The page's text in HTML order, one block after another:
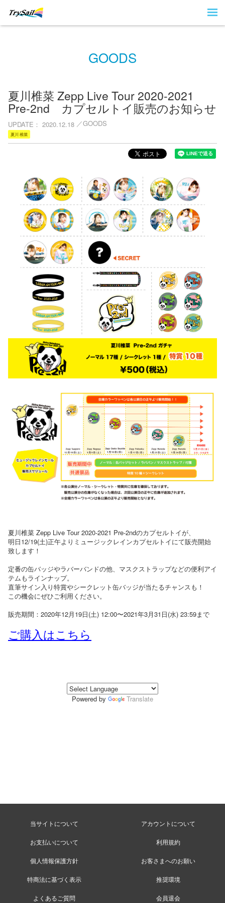
GOODS
夏川椎菜 Zepp Live Tour 2020-2021
Pre-2nd カプセルトイ販売のお知らせ
UPDATE 2020.12.18 GOODS
夏川 椎菜
夏川椎菜 Zepp Live Tour 2020-2021 Pre-2ndのカプセルトイが、
明日12/19(土)正午よりミュージックレインカプセルトイにて販売開始
致します！
定番の缶バッジやラバーバンドの他、マスクストラップなどの便利アイ
テムもラインナップ。
直筆サイン入り特賞やシークレット缶バッジが当たるチャンスも！
この機会にぜひご利用ください。
販売期間：2020年12月19日(土) 12:00〜2021年3月31日(水) 23:59まで
ご購入はこちら
Powered by Translate
当サイトについて アカウントについて
お支払いについて 利用規約
個人情報保護方針 お客さまへのお願い
特商法に基づく表示 推奨環境
よくあるご質問 会員退会